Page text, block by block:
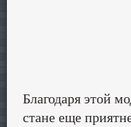
Благодаря этой
стане еще